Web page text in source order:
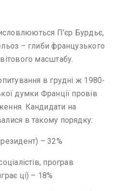
П’єр Бурдьє,
– глиби французького
масштабу.
в грудні ж 1980-
думки Франції провів
Кандидати на
в такому порядку:
– 32%
програв
ці) – 18%